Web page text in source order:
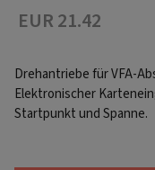
EUR 21.42
Drehantriebe für VFA-
Elektronischer
Startpunkt und Spanne.